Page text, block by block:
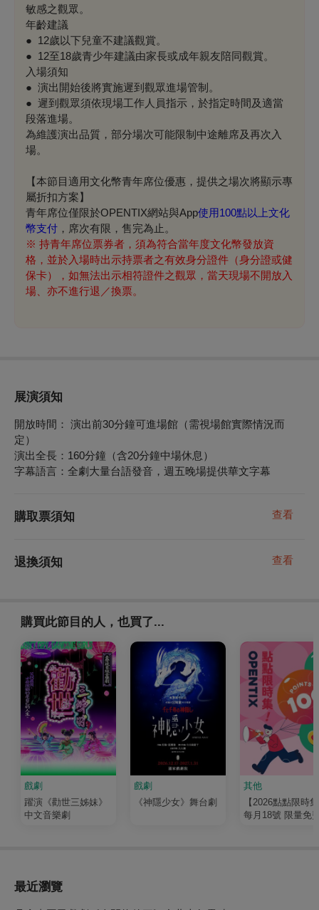
敏感之觀眾。
年齡建議
● 12歲以下兒童不建議觀賞。
● 12至18歲青少年建議由家長或成年親友陪同觀賞。
入場須知
● 演出開始後將實施遲到觀眾進場管制。
● 遲到觀眾須依現場工作人員指示，於指定時間及適當
段落進場。
為維護演出品質，部分場次可能限制中途離席及再次入
場。
【本節目適用文化幣青年席位優惠，提供之場次將顯示專
屬折扣方案】
青年席位僅限於OPENTIX網站與App使用100點以上文化
幣支付 ，席次有限，售完為止。
※ 持青年席位票券者，須為符合當年度文化幣發放資
格，並於入場時出示持票者之有效身分證件（身分證或健
保卡），如無法出示相符證件之觀眾，當天現場不開放入
場、亦不進行退／換票。
展演須知
開放時間： 演出前30分鐘可進場館（需視場館實際情況而
定）
演出全長：160分鐘（含20分鐘中場休息）
字幕語言：全劇大量台語發音，週五晚場提供華文字幕
購取票須知 查看
退換須知 查看
購買此節目的人，也買了...
戲劇
躍演《勸世三姊妹》
中文音樂劇
戲劇
《神隱少女》舞台劇
其他
【2026點點限時
每月18號 限量免
最近瀏覽